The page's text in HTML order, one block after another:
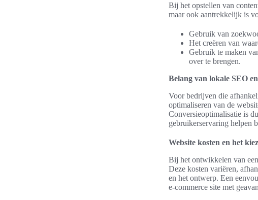
Bij het opstellen van
maar ook aantrekkelijk is
Gebruik van
Het creëren van
Gebruik te maken
over te brengen.
Belang van lokale SEO
Voor bedrijven die
optimaliseren van de
Conversieoptimalisatie is
gebruikerservaring helpen
Website kosten en het
Bij het ontwikkelen van
Deze kosten variëren,
en het ontwerp. Een
e-commerce site met